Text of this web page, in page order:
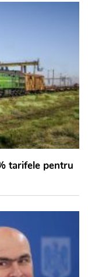
tarifele pentru